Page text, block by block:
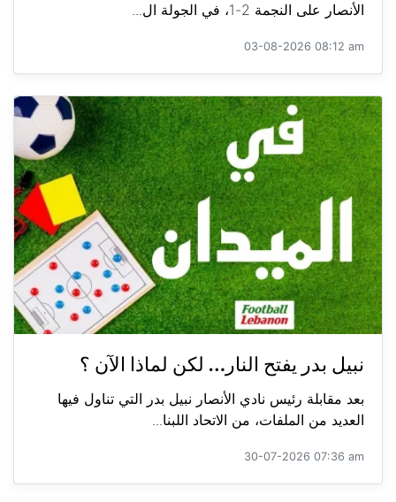
الأنصار على النجمة 2-1، في الجولة ال...
03-08-2026 08:12 am
نبيل بدر يفتح النار… لكن لماذا الآن ؟
بعد مقابلة رئيس نادي الأنصار نبيل بدر التي تناول فيها
العديد من الملفات، من الاتحاد اللبنا...
30-07-2026 07:36 am